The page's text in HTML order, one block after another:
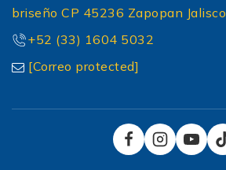
briseño CP 45236 Zapopan Jalisco
+52 (33) 1604 5032
[Correo protected]